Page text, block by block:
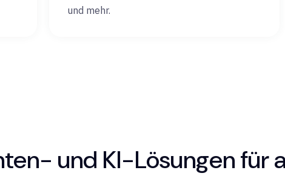
und mehr.
und KI-Lösungen für